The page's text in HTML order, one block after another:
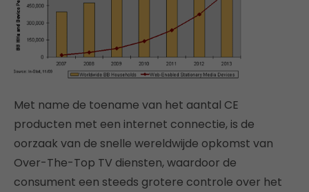
Met name de toename van het aantal CE
producten met een internet connectie, is de
oorzaak van de snelle wereldwijde opkomst van
Over-The-Top TV diensten, waardoor de
consument een steeds grotere controle over het